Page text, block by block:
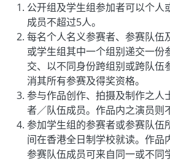
公开组及学生组参加者可以个人
成员不超过5人。
每名个人名义参赛者、参赛队伍
或学生组其中一个组别递交一份
交、以不同身份跨组别或跨队伍
消其所有参赛及得奖资格。
参与作品创作、拍摄及制作之人
者／队伍成员。作品内之演员则
参加学生组的参赛者或参赛队伍
间在香港全日制学校就读。作品
参赛队伍成员可来自同一或不同